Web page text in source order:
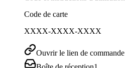
Code de carte
XXXX-XXXX-XXXX
Ouvrir le lien de commande